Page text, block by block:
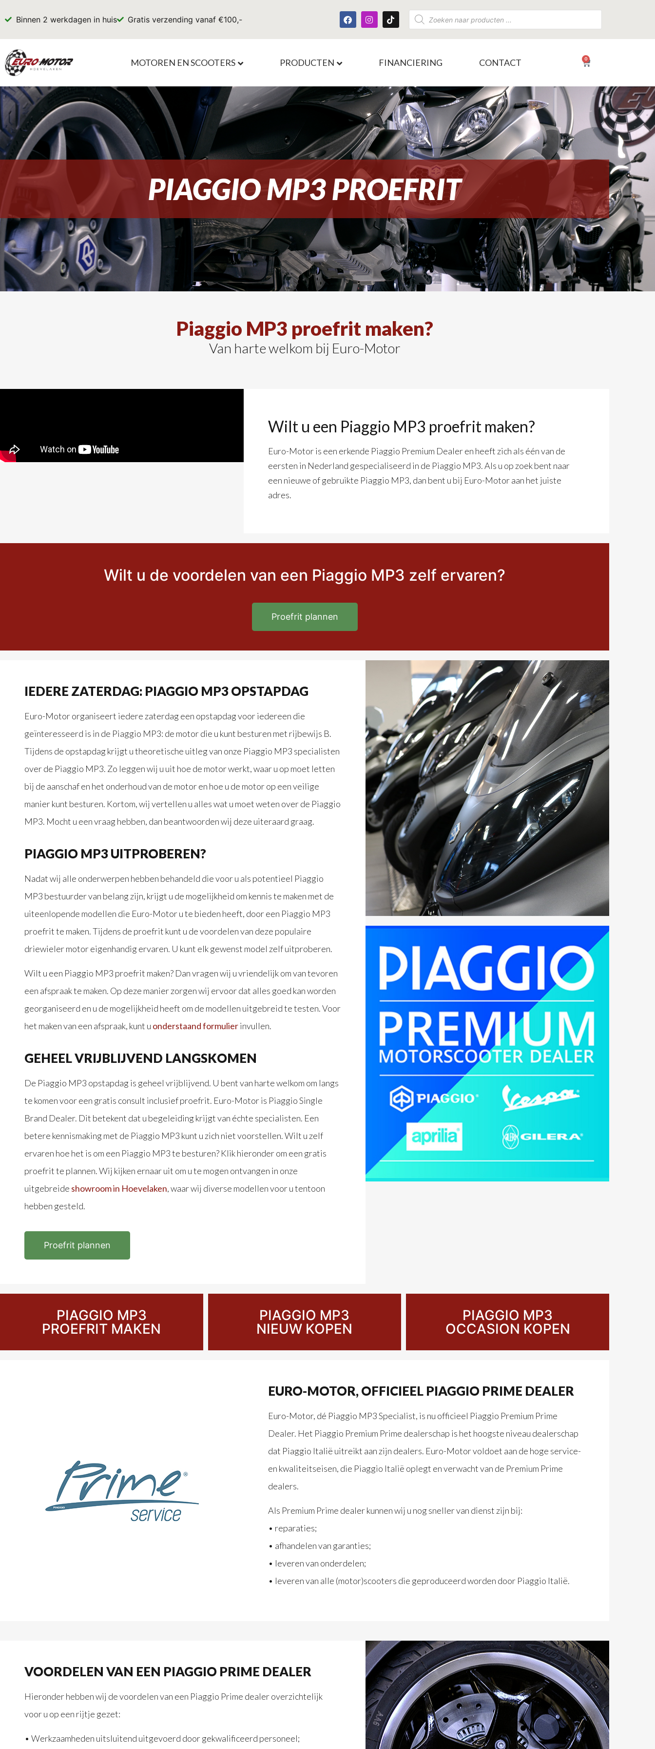
Binnen 2 werkdagen in huis Gratis verzending vanaf €100,-
MOTOREN EN SCOOTERS PRODUCTEN FINANCIERING CONTACT 0,00 0
PIAGGIO MP3 PROEFRIT
Piaggio MP3 proefrit maken?
Van harte welkom bij Euro-Motor
Wilt u een Piaggio MP3 proefrit maken?
Euro-Motor is een erkende Piaggio Premium Dealer en heeft zich als één van de
eersten in Nederland gespecialiseerd in de Piaggio MP3. Als u op zoek bent naar
een nieuwe of gebruikte Piaggio MP3, dan bent u bij Euro-Motor aan het juiste
adres.
Wilt u de voordelen van een Piaggio MP3 zelf ervaren?
Proefrit plannen
IEDERE ZATERDAG: PIAGGIO MP3 OPSTAPDAG
Euro-Motor organiseert iedere zaterdag een opstapdag voor iedereen die
geïnteresseerd is in de Piaggio MP3: de motor die u kunt besturen met rijbewijs B.
Tijdens de opstapdag krijgt u theoretische uitleg van onze Piaggio MP3 specialisten
over de Piaggio MP3. Zo leggen wij u uit hoe de motor werkt, waar u op moet letten
bij de aanschaf en het onderhoud van de motor en hoe u de motor op een veilige
manier kunt besturen. Kortom, wij vertellen u alles wat u moet weten over de Piaggio
MP3. Mocht u een vraag hebben, dan beantwoorden wij deze uiteraard graag.
PIAGGIO MP3 UITPROBEREN?
Nadat wij alle onderwerpen hebben behandeld die voor u als potentieel Piaggio
MP3 bestuurder van belang zijn, krijgt u de mogelijkheid om kennis te maken met de
uiteenlopende modellen die Euro-Motor u te bieden heeft, door een Piaggio MP3
proefrit te maken. Tijdens de proefrit kunt u de voordelen van deze populaire
driewieler motor eigenhandig ervaren. U kunt elk gewenst model zelf uitproberen.
Wilt u een Piaggio MP3 proefrit maken? Dan vragen wij u vriendelijk om van tevoren
een afspraak te maken. Op deze manier zorgen wij ervoor dat alles goed kan worden
georganiseerd en u de mogelijkheid heeft om de modellen uitgebreid te testen. Voor
het maken van een afspraak, kunt u onderstaand formulierinvullen.
GEHEEL VRIJBLIJVEND LANGSKOMEN
De Piaggio MP3 opstapdag is geheel vrijblijvend. U bent van harte welkom om langs
te komen voor een gratis consult inclusief proefrit. Euro-Motor is Piaggio Single
Brand Dealer. Dit betekent dat u begeleiding krijgt van échte specialisten. Een
betere kennismaking met de Piaggio MP3 kunt u zich niet voorstellen. Wilt u zelf
ervaren hoe het is om een Piaggio MP3 te besturen? Klik hieronder om een gratis
proefrit te plannen. Wij kijken ernaar uit om u te mogen ontvangen in onze
uitgebreide showroom in Hoevelaken, waar wij diverse modellen voor u tentoon
hebben gesteld.
Proefrit plannen
PIAGGIO MP3
PROEFRIT MAKEN
PIAGGIO MP3
NIEUW KOPEN
PIAGGIO MP3
OCCASION KOPEN
EURO-MOTOR, OFFICIEEL PIAGGIO PRIME DEALER
Euro-Motor, dé Piaggio MP3 Specialist, is nu officieel Piaggio Premium Prime
Dealer. Het Piaggio Premium Prime dealerschap is het hoogste niveau dealerschap
dat Piaggio Italië uitreikt aan zijn dealers. Euro-Motor voldoet aan de hoge service-
en kwaliteitseisen, die Piaggio Italië oplegt en verwacht van de Premium Prime
dealers.
Als Premium Prime dealer kunnen wij u nog sneller van dienst zijn bij:
• reparaties;
• afhandelen van garanties;
• leveren van onderdelen;
• leveren van alle (motor)scooters die geproduceerd worden door Piaggio Italië.
VOORDELEN VAN EEN PIAGGIO PRIME DEALER
Hieronder hebben wij de voordelen van een Piaggio Prime dealer overzichtelijk
voor u op een rijtje gezet:
• Werkzaamheden uitsluitend uitgevoerd door gekwalificeerd personeel;